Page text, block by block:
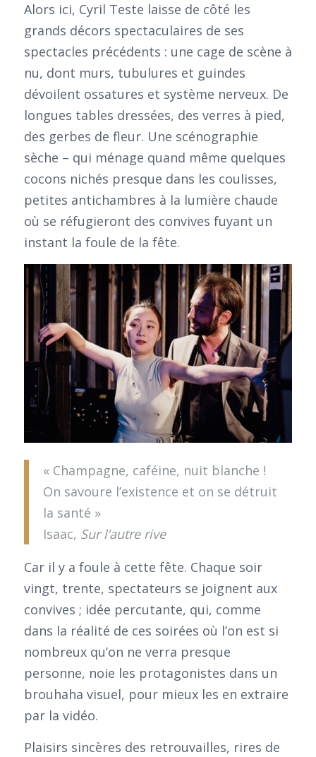
Alors ici, Cyril Teste laisse de côté les
grands décors spectaculaires de ses
spectacles précédents : une cage de scène à
nu, dont murs, tubulures et guindes
dévoilent ossatures et système nerveux. De
longues tables dressées, des verres à pied,
des gerbes de fleur. Une scénographie
sèche – qui ménage quand même quelques
cocons nichés presque dans les coulisses,
petites antichambres à la lumière chaude
où se réfugieront des convives fuyant un
instant la foule de la fête.
« Champagne, caféine, nuit blanche !
On savoure l’existence et on se détruit
la santé »
Isaac, Sur l’autre rive
Car il y a foule à cette fête. Chaque soir
vingt, trente, spectateurs se joignent aux
convives ; idée percutante, qui, comme
dans la réalité de ces soirées où l’on est si
nombreux qu’on ne verra presque
personne, noie les protagonistes dans un
brouhaha visuel, pour mieux les en extraire
par la vidéo.
Plaisirs sincères des retrouvailles, rires de